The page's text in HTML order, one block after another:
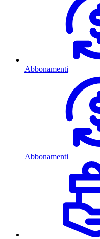
Abbonamenti
Abbonamenti